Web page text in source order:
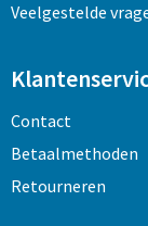
Veelgestelde
Contact
Betaalmethoden
Retourneren